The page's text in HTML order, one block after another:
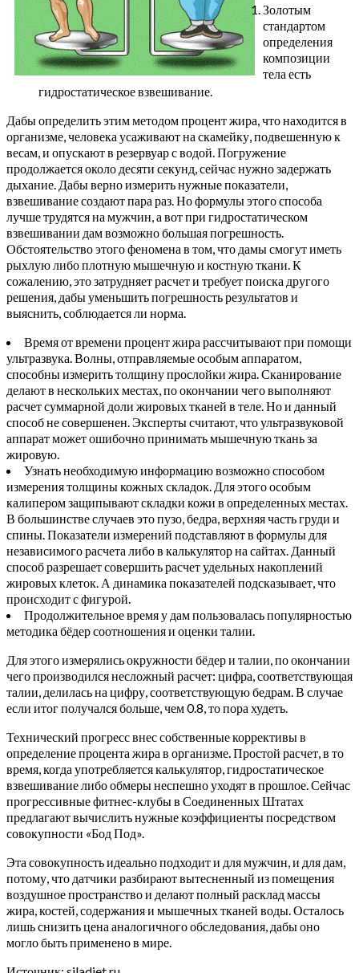
Золотым
стандартом
определения
композиции
тела есть
гидростатическое взвешивание.
Дабы определить этим методом процент жира, что находится в
организме, человека усаживают на скамейку, подвешенную к
весам, и опускают в резервуар с водой. Погружение
продолжается около десяти секунд, сейчас нужно задержать
дыхание. Дабы верно измерить нужные показатели,
взвешивание создают пара раз. Но формулы этого способа
лучше трудятся на мужчин, а вот при гидростатическом
взвешивании дам возможно большая погрешность.
Обстоятельство этого феномена в том, что дамы смогут иметь
рыхлую либо плотную мышечную и костную ткани. К
сожалению, это затрудняет расчет и требует поиска другого
решения, дабы уменьшить погрешность результатов и
выяснить, соблюдается ли норма.
Время от времени процент жира рассчитывают при помощи
ультразвука. Волны, отправляемые особым аппаратом,
способны измерить толщину прослойки жира. Сканирование
делают в нескольких местах, по окончании чего выполняют
расчет суммарной доли жировых тканей в теле. Но и данный
способ не совершенен. Эксперты считают, что ультразвуковой
аппарат может ошибочно принимать мышечную ткань за
жировую.
Узнать необходимую информацию возможно способом
измерения толщины кожных складок. Для этого особым
калипером защипывают складки кожи в определенных местах.
В большинстве случаев это пузо, бедра, верхняя часть груди и
спины. Показатели измерений подставляют в формулы для
независимого расчета либо в калькулятор на сайтах. Данный
способ разрешает совершить расчет удельных накоплений
жировых клеток. А динамика показателей подсказывает, что
происходит с фигурой.
Продолжительное время у дам пользовалась популярностью
методика бёдер соотношения и оценки талии.
Для этого измерялись окружности бёдер и талии, по окончании
чего производился несложный расчет: цифра, соответствующая
талии, делилась на цифру, соответствующую бедрам. В случае
если итог получался больше, чем 0.8, то пора худеть.
Технический прогресс внес собственные коррективы в
определение процента жира в организме. Простой расчет, в то
время, когда употребляется калькулятор, гидростатическое
взвешивание либо обмеры неспешно уходят в прошлое. Сейчас
прогрессивные фитнес-клубы в Соединенных Штатах
предлагают вычислить нужные коэффициенты посредством
совокупности «Бод Под».
Эта совокупность идеально подходит и для мужчин, и для дам,
потому, что датчики разбирают вытесненный из помещения
воздушное пространство и делают полный расклад массы
жира, костей, содержания и мышечных тканей воды. Осталось
лишь снизить цена аналогичного обследования, дабы оно
могло быть применено в мире.